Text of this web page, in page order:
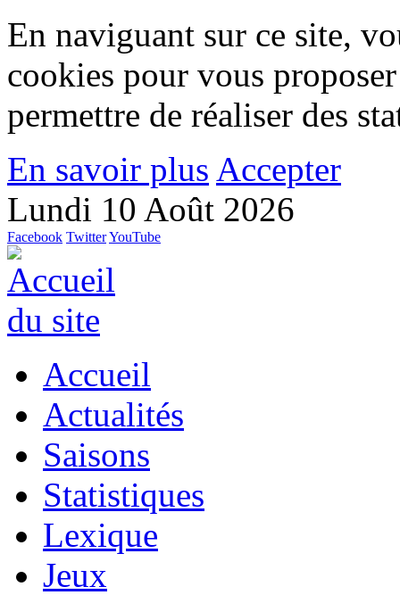
En naviguant sur ce site,
cookies pour vous
permettre de réaliser des
En savoir plus Accepter
Lundi 10 Août 2026
Facebook TwitterYouTube
Accueil
Actualités
Saisons
Statistiques
Lexique
Jeux